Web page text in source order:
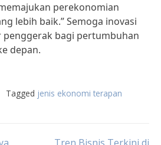
perekonomian
lebih baik.” Semoga inovasi
bagi pertumbuhan
depan.
Tagged jenis ekonomi terapan